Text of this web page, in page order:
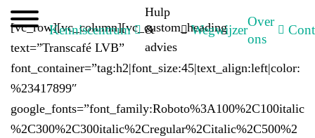
Kenniscentrum
Hulp
&
advies
Wegwijzer
Over
ons
[vc_row][vc_column][vc_custom_heading
text=”Transcafé LVB”
font_container=”tag:h2|font_size:45|text_align:left|color:
%23417899″
google_fonts=”font_family:Roboto%3A100%2C100italic
%2C300%2C300italic%2Cregular%2Citalic%2C500%2